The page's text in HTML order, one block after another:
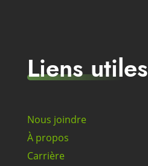
Liens utiles
Nous joindre
À propos
Carrière